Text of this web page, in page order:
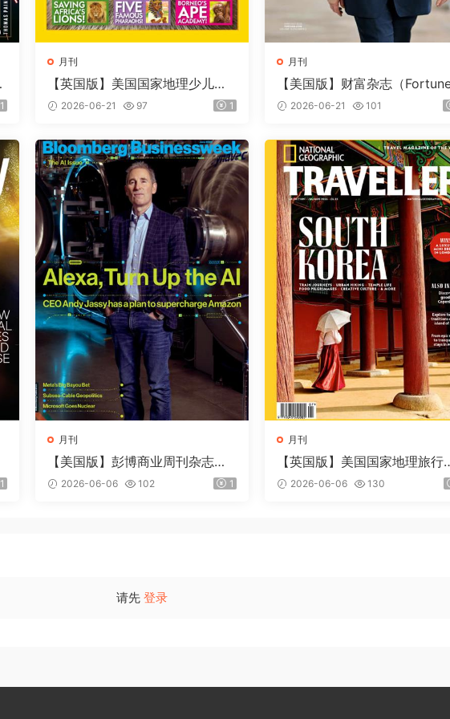
1
月刊
【英国版】美国国家地理少儿版
（National Geographic Kids）
第257期
2026-06-21 97 1
月刊
【美国版】财富杂志（
2026年6-7月
2026-06-21 101
1
月刊
【美国版】彭博商业周刊杂志（B
loomberg Businessweek）202
6年6月
2026-06-06 102 1
月刊
【英国版】美国国家地理旅行
杂志（National Geographic
veler）2026年7-8月
2026-06-06 130
请先 登录